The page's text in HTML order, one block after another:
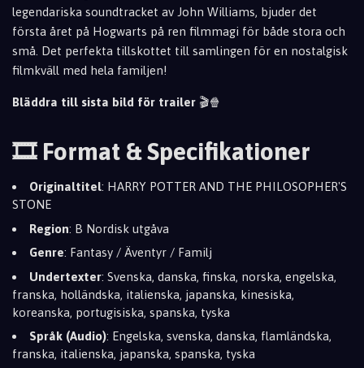
legendariska soundtracket av John Williams, bjuder det
första året på Hogwarts på ren filmmagi för både stora och
små. Det perfekta tillskottet till samlingen för en nostalgisk
filmkväll med hela familjen!
Bläddra till sista bild för trailer 🎬🍿
🎞️ Format & Specifikationer
Originaltitel: HARRY POTTER AND THE PHILOSOPHER'S
STONE
Region: B Nordisk utgåva
Genre: Fantasy / Äventyr / Familj
Undertexter: Svenska, danska, finska, norska, engelska,
franska, holländska, italienska, japanska, kinesiska,
koreanska, portugisiska, spanska, tyska
Språk (Audio): Engelska, svenska, danska, flamländska,
franska, italienska, japanska, spanska, tyska